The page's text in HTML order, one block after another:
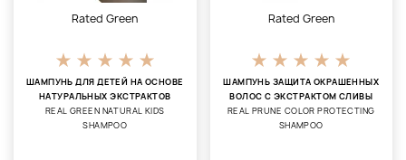
Rated Green
ШАМПУНЬ ДЛЯ ДЕТЕЙ НА ОСНОВЕ
НАТУРАЛЬНЫХ ЭКСТРАКТОВ
REAL GREEN NATURAL KIDS
SHAMPOO
Rated Green
ШАМПУНЬ ЗАЩИТА ОКРАШЕННЫХ
ВОЛОС С ЭКСТРАКТОМ СЛИВЫ
REAL PRUNE COLOR PROTECTING
SHAMPOO